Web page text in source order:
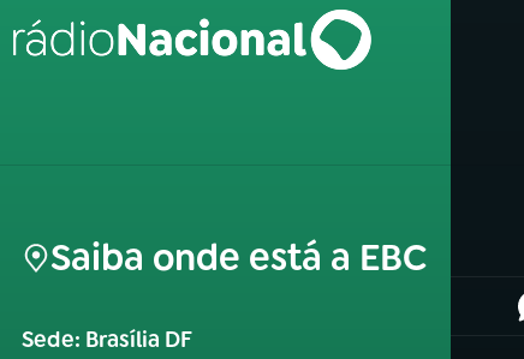
Saiba onde está a EBC
Sede: Brasília DF